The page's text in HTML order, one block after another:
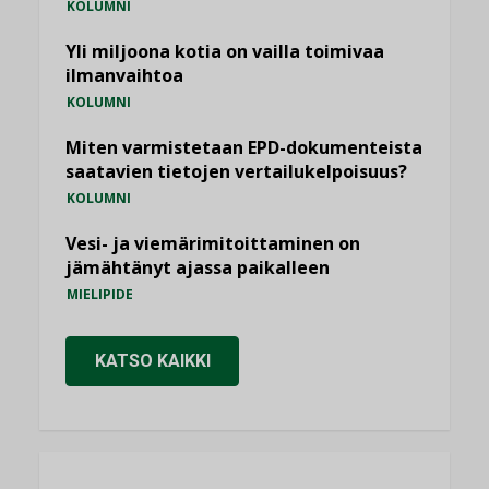
KOLUMNI
Yli miljoona kotia on vailla toimivaa
ilmanvaihtoa
KOLUMNI
Miten varmistetaan EPD-dokumenteista
saatavien tietojen vertailukelpoisuus?
KOLUMNI
Vesi- ja viemärimitoittaminen on
jämähtänyt ajassa paikalleen
MIELIPIDE
KATSO KAIKKI